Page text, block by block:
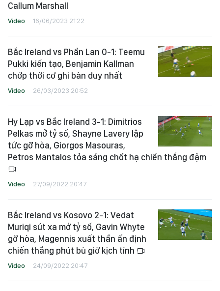
Callum Marshall
Video 16/06/2023 21:22
Bắc Ireland vs Phần Lan 0-1: Teemu
Pukki kiến tạo, Benjamin Kallman
chớp thời cơ ghi bàn duy nhất
Video 26/03/2023 20:52
Hy Lạp vs Bắc Ireland 3-1: Dimitrios
Pelkas mở tỷ số, Shayne Lavery lập
tức gỡ hòa, Giorgos Masouras,
Petros Mantalos tỏa sáng chốt hạ chiến thắng đậm
Video 27/09/2022 20:47
Bắc Ireland vs Kosovo 2-1: Vedat
Muriqi sút xa mở tỷ số, Gavin Whyte
gỡ hòa, Magennis xuất thần ấn định
chiến thắng phút bù giờ kịch tính
Video 24/09/2022 20:47